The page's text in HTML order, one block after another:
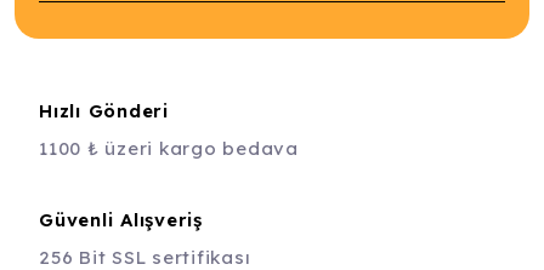
Hızlı Gönderi
1100 ₺ üzeri kargo bedava
Güvenli Alışveriş
256 Bit SSL sertifikası